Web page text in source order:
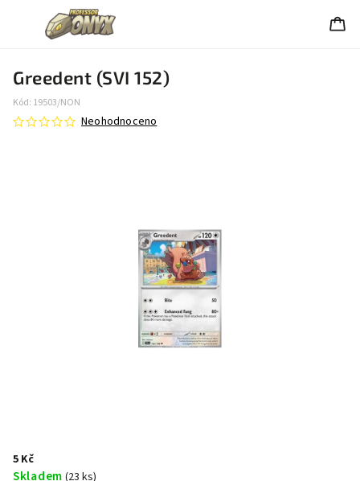
Greedent (SVI 152)
Kód: 19503/NON
Neohodnoceno
5 Kč
Skladem (23 ks)